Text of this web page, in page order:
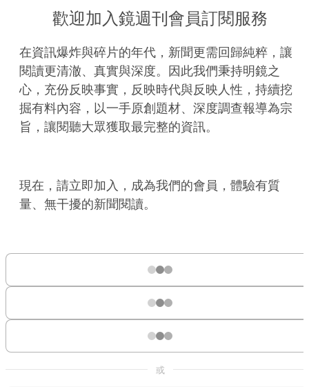
歡迎加入鏡週刊會員訂閱服務
在資訊爆炸與碎片的年代，新聞更需回歸純粹，讓
閱讀更清澈、真實與深度。因此我們秉持明鏡之
心，充份反映事實，反映時代與反映人性，持續挖
掘有料內容，以一手原創題材、深度調查報導為宗
旨，讓閱聽大眾獲取最完整的資訊。
現在，請立即加入，成為我們的會員，體驗有質
量、無干擾的新聞閱讀。
或